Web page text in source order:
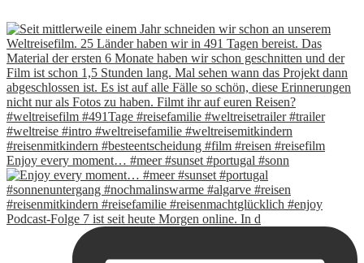
Enjoy every moment… #meer #sunset #portugal #sonn
Podcast-Folge 7 ist seit heute Morgen online. In d